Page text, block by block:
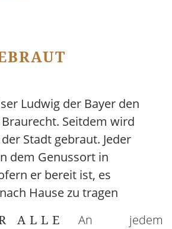
Ludwig der Bayer den
Seitdem wird
Stadt gebraut. Jeder
dem Genussort in
er bereit ist, es
Hause zu tragen
ALLE
An jedem